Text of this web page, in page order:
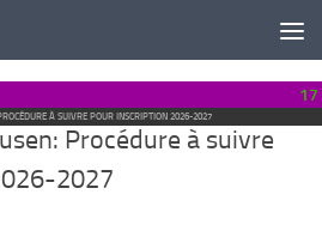
17
À SUIVRE POUR INSCRIPTION 2026-2027
Procédure à suivre
2027